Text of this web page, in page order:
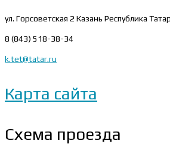
ул. Горсоветская 2 Казань Республика
8 (843) 518-38-34
k.tet@tatar.ru
Карта сайта
Схема проезда